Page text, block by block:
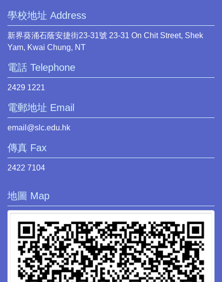
學校地址 Address
新界葵涌石蔭安捷街23-31號 23-31 On Chit Street, Shek
Yam, Kwai Chung, NT
電話 Telephone
2429 1221
電郵地址 Email
email@slc.edu.hk
傳真 Fax
2422 7104
地圖 Map